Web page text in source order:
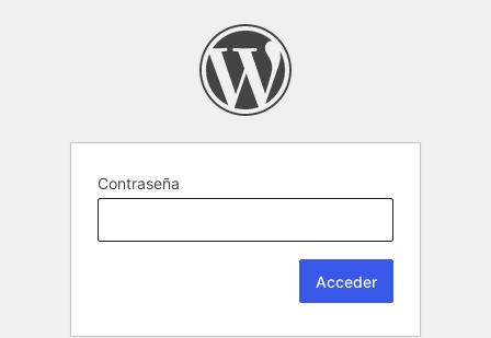
Contraseña